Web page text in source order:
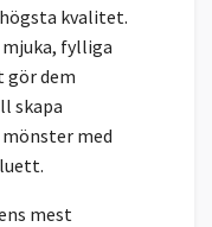
kvalitet.
mjuka, fylliga
gör dem
skapa
med
mest